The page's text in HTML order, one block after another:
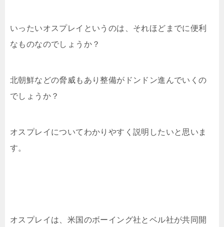
いったいオスプレイというのは、それほどまでに便利
なものなのでしょうか？
北朝鮮などの脅威もあり整備がドンドン進んでいくの
でしょうか？
オスプレイについてわかりやすく説明したいと思いま
す。
オスプレイは、米国のボーイング社とベル社が共同開